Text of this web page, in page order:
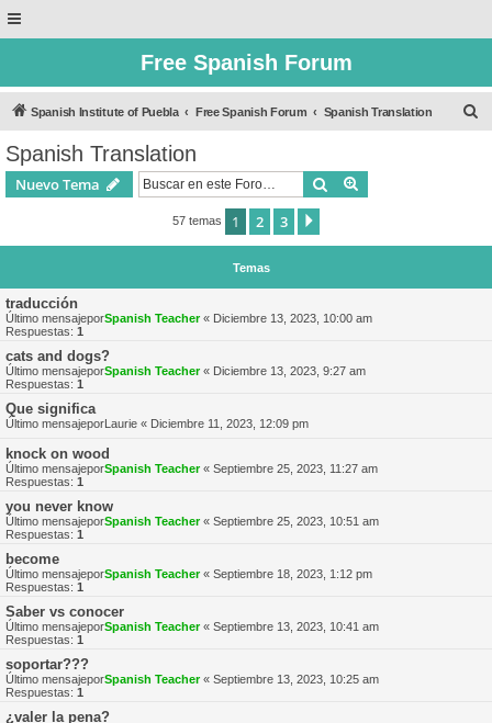
Free Spanish Forum
Spanish Institute of Puebla Free Spanish Forum Spanish Translation
Spanish Translation
Nuevo Tema Buscar
57 temas 1 2 3
Temas
traducción
Último mensajeporSpanish Teacher« Diciembre 13, 2023, 10:00 am
Respuestas: 1
cats and dogs?
Último mensajeporSpanish Teacher« Diciembre 13, 2023, 9:27 am
Respuestas: 1
Que significa
Último mensajeporLaurie « Diciembre 11, 2023, 12:09 pm
knock on wood
Último mensajeporSpanish Teacher« Septiembre 25, 2023, 11:27 am
Respuestas: 1
you never know
Último mensajeporSpanish Teacher« Septiembre 25, 2023, 10:51 am
Respuestas: 1
become
Último mensajeporSpanish Teacher« Septiembre 18, 2023, 1:12 pm
Respuestas: 1
Saber vs conocer
Último mensajeporSpanish Teacher« Septiembre 13, 2023, 10:41 am
Respuestas: 1
soportar???
Último mensajeporSpanish Teacher« Septiembre 13, 2023, 10:25 am
Respuestas: 1
¿valer la pena?